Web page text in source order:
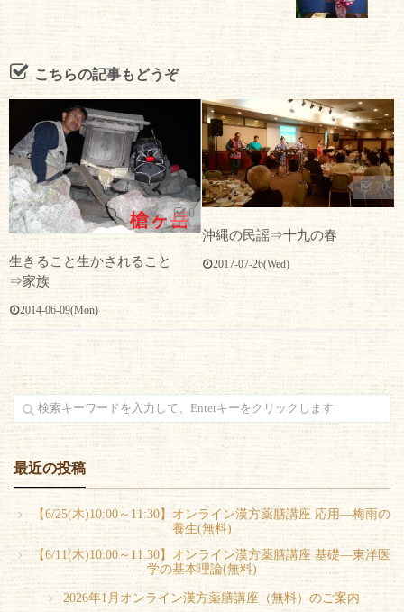
こちらの記事もどうぞ
0
生きること生かされること
⇒家族
2014-06-09(Mon)
70
沖縄の民謡⇒十九の春
2017-07-26(Wed)
最近の投稿
【6/25(木)10:00～11:30】オンライン漢方薬膳講座 応用―梅雨の
養生(無料)
【6/11(木)10:00～11:30】オンライン漢方薬膳講座 基礎―東洋医
学の基本理論(無料)
2026年1月オンライン漢方薬膳講座（無料）のご案内